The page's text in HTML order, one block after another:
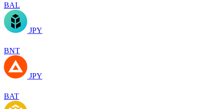
BAL
JPY
BNT
JPY
BAT